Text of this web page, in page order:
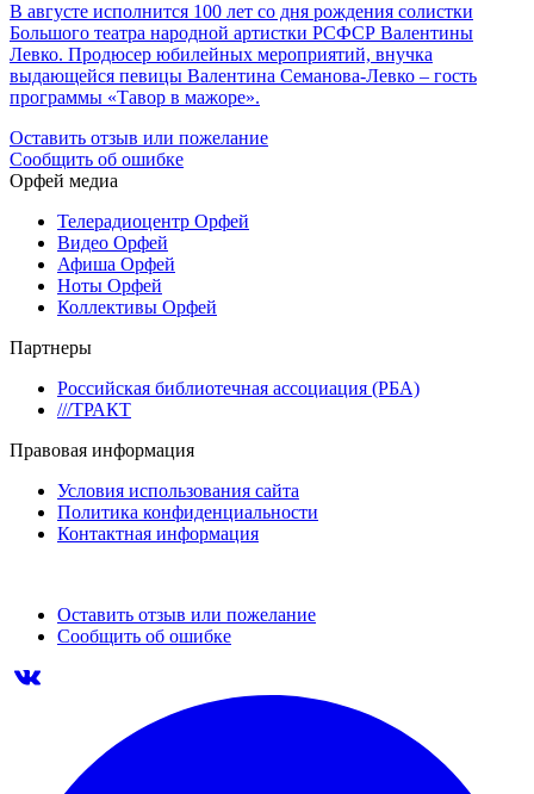
В августе исполнится 100 лет со дня рождения солистки
Большого театра народной артистки РСФСР Валентины
Левко. Продюсер юбилейных мероприятий, внучка
выдающейся певицы Валентина Семанова-Левко – гость
программы «Тавор в мажоре».
Оставить отзыв или пожелание
Сообщить об ошибке
Орфей медиа
Телерадиоцентр Орфей
Видео Орфей
Афиша Орфей
Ноты Орфей
Коллективы Орфей
Партнеры
Российская библиотечная ассоциация (РБА)
///ТРАКТ
Правовая информация
Условия использования сайта
Политика конфиденциальности
Контактная информация
Оставить отзыв или пожелание
Сообщить об ошибке